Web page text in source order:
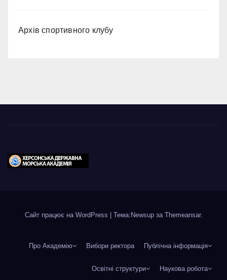
Архів спортивного клубу
Сайт працює на WordPress Тема:Newsup за Themeansar.
Про Академію Вибори ректора Публічна інформація
Освітні структури Наукова робота